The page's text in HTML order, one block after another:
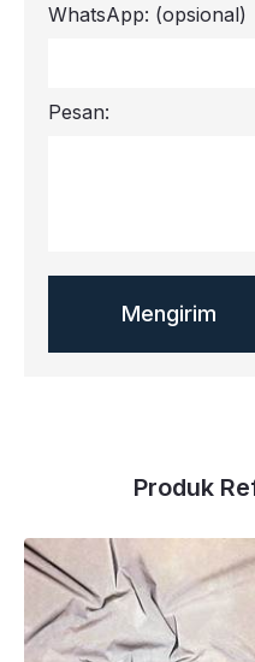
WhatsApp: (opsional)
Pesan:
Produk